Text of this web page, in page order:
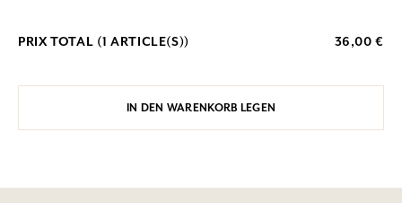
PRIX TOTAL (1 ARTICLE(S)) 36,00 €
IN DEN WARENKORB LEGEN